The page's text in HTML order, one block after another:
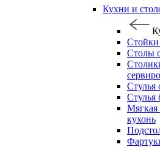
Кухни и
Столы
Стулья
Стулья
Мягкая
кухонь